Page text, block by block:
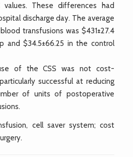
values. These differences had
discharge day. The average
transfusions was $431±27.4
and $34.5±66.25 in the control
use of the CSS was not cost-
successful at reducing
of units of postoperative
cell saver system; cost